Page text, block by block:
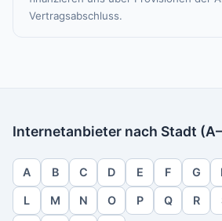
Vertragsabschluss.
Internetanbieter nach Stadt
A B C D E F G
L M N O P Q R